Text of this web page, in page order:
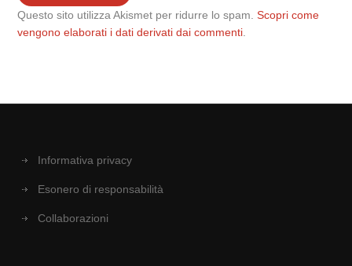
Questo sito utilizza Akismet per ridurre lo spam.Scopri come
vengono elaborati i dati derivati dai commenti
Informativa privacy
Esonero di responsabilità
Collaborazioni